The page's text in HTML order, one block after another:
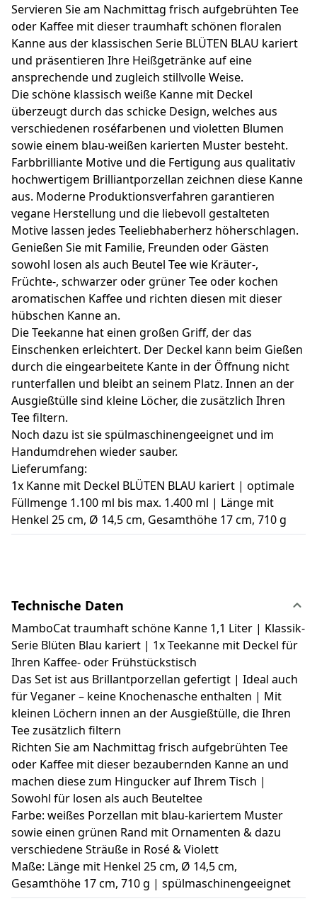
Servieren Sie am Nachmittag frisch aufgebrühten Tee
oder Kaffee mit dieser traumhaft schönen floralen
Kanne aus der klassischen Serie BLÜTEN BLAU kariert
und präsentieren Ihre Heißgetränke auf eine
ansprechende und zugleich stillvolle Weise.
Die schöne klassisch weiße Kanne mit Deckel
überzeugt durch das schicke Design, welches aus
verschiedenen roséfarbenen und violetten Blumen
sowie einem blau-weißen karierten Muster besteht.
Farbbrilliante Motive und die Fertigung aus qualitativ
hochwertigem Brilliantporzellan zeichnen diese Kanne
aus. Moderne Produktionsverfahren garantieren
vegane Herstellung und die liebevoll gestalteten
Motive lassen jedes Teeliebhaberherz höherschlagen.
Genießen Sie mit Familie, Freunden oder Gästen
sowohl losen als auch Beutel Tee wie Kräuter-,
Früchte-, schwarzer oder grüner Tee oder kochen
aromatischen Kaffee und richten diesen mit dieser
hübschen Kanne an.
Die Teekanne hat einen großen Griff, der das
Einschenken erleichtert. Der Deckel kann beim Gießen
durch die eingearbeitete Kante in der Öffnung nicht
runterfallen und bleibt an seinem Platz. Innen an der
Ausgießtülle sind kleine Löcher, die zusätzlich Ihren
Tee filtern.
Noch dazu ist sie spülmaschinengeeignet und im
Handumdrehen wieder sauber.
Lieferumfang:
1x Kanne mit Deckel BLÜTEN BLAU kariert | optimale
Füllmenge 1.100 ml bis max. 1.400 ml | Länge mit
Henkel 25 cm, Ø 14,5 cm, Gesamthöhe 17 cm, 710 g
Technische Daten
MamboCat traumhaft schöne Kanne 1,1 Liter | Klassik-
Serie Blüten Blau kariert | 1x Teekanne mit Deckel für
Ihren Kaffee- oder Frühstückstisch
Das Set ist aus Brillantporzellan gefertigt | Ideal auch
für Veganer – keine Knochenasche enthalten | Mit
kleinen Löchern innen an der Ausgießtülle, die Ihren
Tee zusätzlich filtern
Richten Sie am Nachmittag frisch aufgebrühten Tee
oder Kaffee mit dieser bezaubernden Kanne an und
machen diese zum Hingucker auf Ihrem Tisch |
Sowohl für losen als auch Beuteltee
Farbe: weißes Porzellan mit blau-kariertem Muster
sowie einen grünen Rand mit Ornamenten & dazu
verschiedene Sträuße in Rosé & Violett
Maße: Länge mit Henkel 25 cm, Ø 14,5 cm,
Gesamthöhe 17 cm, 710 g | spülmaschinengeeignet